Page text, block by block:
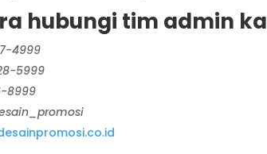
hubungi tim admin
4999
5999
8999